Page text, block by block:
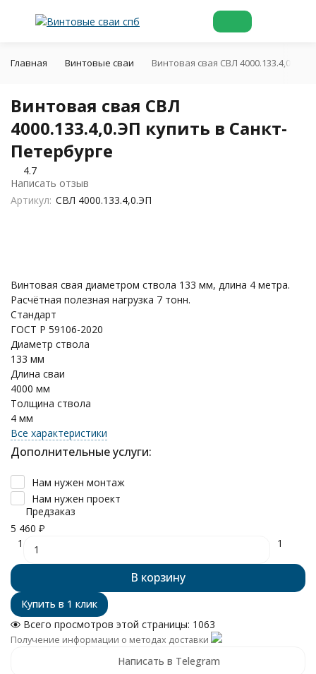
Главная Винтовые сваи Винтовая свая СВЛ 4000.133.4,0.ЭП
Винтовая свая СВЛ
4000.133.4,0.ЭП купить в Санкт-
Петербурге
4.7
Написать отзыв
Артикул: СВЛ 4000.133.4,0.ЭП
Винтовая свая диаметром ствола 133 мм, длина 4 метра.
Расчётная полезная нагрузка 7 тонн.
Стандарт
ГОСТ Р 59106-2020
Диаметр ствола
133 мм
Длина сваи
4000 мм
Толщина ствола
4 мм
Все характеристики
Дополнительные услуги:
Нам нужен монтаж
Нам нужен проект
Предзаказ
5 460 ₽
1
1
В корзину
Всего просмотров этой страницы: 1063
Получение информации о методах доставки
Написать в Telegram